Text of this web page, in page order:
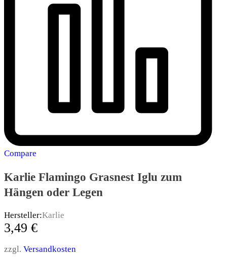
Compare
Karlie Flamingo Grasnest Iglu zum
Hängen oder Legen
Hersteller:Karlie
3,49 €
zzgl. Versandkosten